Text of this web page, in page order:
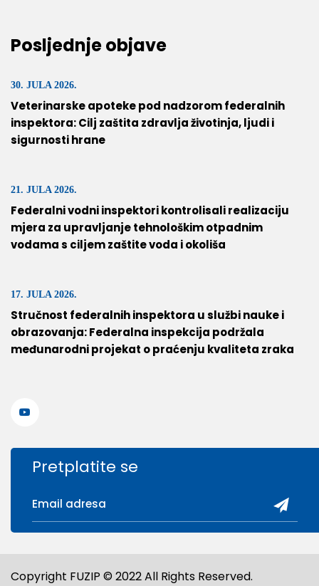
Posljednje objave
30. JULA 2026.
Veterinarske apoteke pod nadzorom federalnih
inspektora: Cilj zaštita zdravlja životinja, ljudi i
sigurnosti hrane
21. JULA 2026.
Federalni vodni inspektori kontrolisali realizaciju
mjera za upravljanje tehnološkim otpadnim
vodama s ciljem zaštite voda i okoliša
17. JULA 2026.
Stručnost federalnih inspektora u službi nauke i
obrazovanja: Federalna inspekcija podržala
međunarodni projekat o praćenju kvaliteta zraka
Pretplatite se
Copyright FUZIP © 2022 All Rights Reserved.